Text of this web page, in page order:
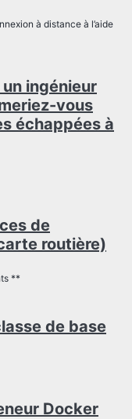
à distance à l’aide
ingénieur
vous
échappées à
de
routière)
**
de base
Docker